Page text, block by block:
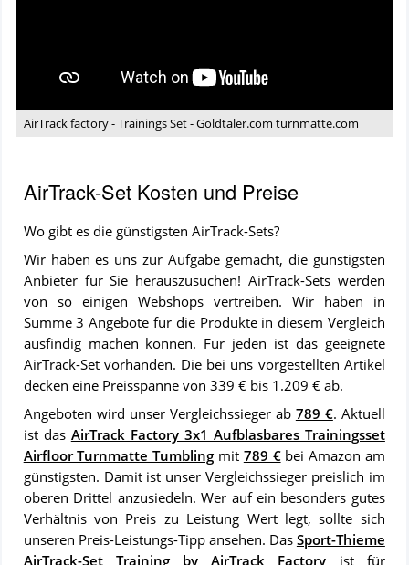
Goldtaler.com
AirTrack factory - Trainings Set - Goldtaler.com turnmatte.com
AirTrack-Set Kosten und Preise
Wo gibt es die günstigsten AirTrack-Sets?
Wir haben es uns zur Aufgabe gemacht, die günstigsten
Anbieter für Sie herauszusuchen! AirTrack-Sets werden
von so einigen Webshops vertreiben. Wir haben in
Summe 3 Angebote für die Produkte in diesem Vergleich
ausfindig machen können. Für jeden ist das geeignete
AirTrack-Set vorhanden. Die bei uns vorgestellten Artikel
decken eine Preisspanne von 339 € bis 1.209 € ab.
Angeboten wird unser Vergleichssieger ab 789 €. Aktuell
ist das AirTrack Factory 3x1 Aufblasbares Trainingsset
Airfloor Turnmatte Tumbling mit 789 €bei Amazon am
günstigsten. Damit ist unser Vergleichssieger preislich im
oberen Drittel anzusiedeln. Wer auf ein besonders gutes
Verhältnis von Preis zu Leistung Wert legt, sollte sich
unseren Preis-Leistungs-Tipp ansehen. Das Sport-Thieme
AirTrack-Set Training by AirTrack Factory ist für